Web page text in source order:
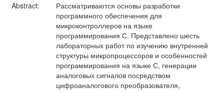
Abstract:
Рассматриваются основы разработки
программного обеспечения для
микроконтроллеров на языке
программирования С. Представлено шесть
лабораторных работ по изучению внутренней
структуры микропроцессоров и особенностей
программирования на языке С, генерации
аналоговых сигналов посредством
цифроаналогового преобразователя,